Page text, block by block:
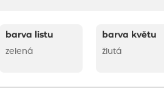
barva listu
zelená
barva květu
žlutá